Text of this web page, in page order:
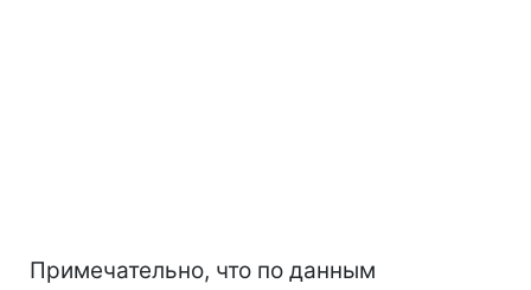
Примечательно, что по данным